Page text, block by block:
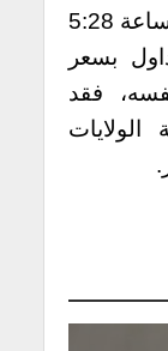
استقر اليورو مقابل الدولار في الساعة 5:28
بسعر
نفسه، فقد
0.10٪ لعملة الولايات